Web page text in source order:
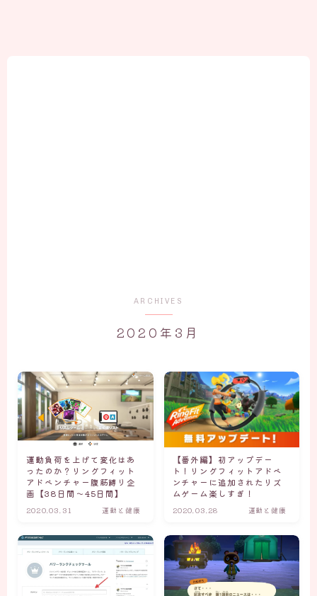
ARCHIVES
2020年3月
運動負荷を上げて変化はあ
ったのか？リングフィット
アドベンチャー腹筋縛り企
画【38日間〜45日間】
2020.03.31 運動と健康
【番外編】初アップデー
ト！リングフィットアドベ
ンチャーに追加されたリズ
ムゲーム楽しすぎ！
2020.03.28 運動と健康